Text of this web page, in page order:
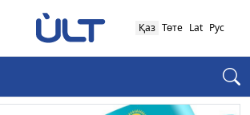
Қаз Төте Lat Рус